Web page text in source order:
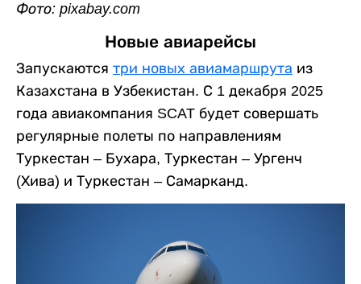
Фото: pixabay.com
Новые авиарейсы
Запускаются три новых авиамаршрута из
Казахстана в Узбекистан. С 1 декабря 2025
года авиакомпания SCAT будет совершать
регулярные полеты по направлениям
Туркестан – Бухара, Туркестан – Ургенч
(Хива) и Туркестан – Самарканд.